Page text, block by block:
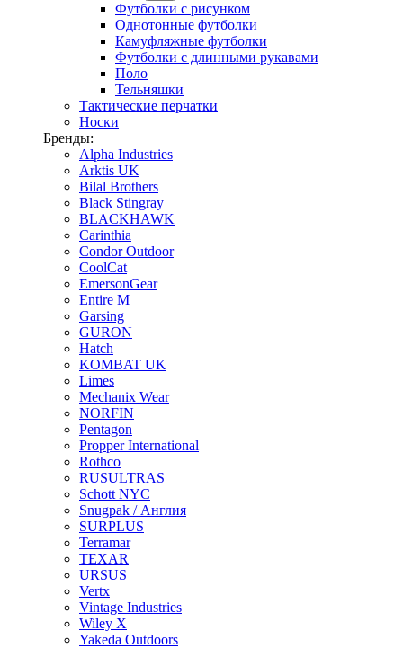
Футболки с рисунком
Однотонные футболки
Камуфляжные футболки
Футболки с длинными рукавами
Поло
Тельняшки
Тактические перчатки
Носки
Бренды:
Alpha Industries
Arktis UK
Bilal Brothers
Black Stingray
BLACKHAWK
Carinthia
Condor Outdoor
CoolCat
EmersonGear
Entire M
Garsing
GURON
Hatch
KOMBAT UK
Limes
Mechanix Wear
NORFIN
Pentagon
Propper International
Rothco
RUSULTRAS
Schott NYC
Snugpak / Англия
SURPLUS
Terramar
TEXAR
URSUS
Vertx
Vintage Industries
Wiley X
Yakeda Outdoors